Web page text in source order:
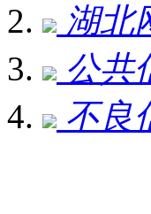
湖北
公共
不良